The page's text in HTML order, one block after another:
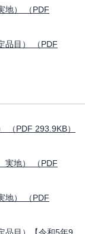
地） （PDF
品目） （PDF
（PDF 293.9KB）
実地） （PDF
地） （PDF